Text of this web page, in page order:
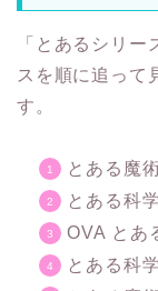
「とあるシリ
スを順に追って
す。
とある魔
とある科
OVA とあ
とある科